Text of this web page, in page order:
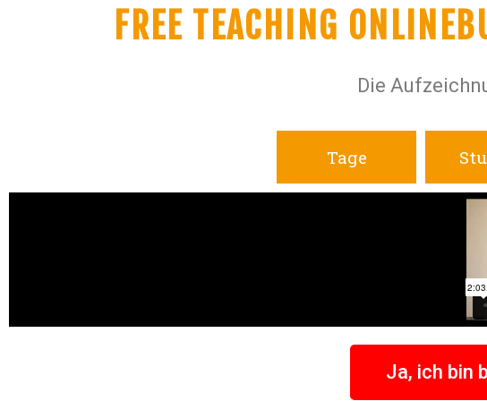
FREE TEACHING
Die
Tage
Ja, ich bin